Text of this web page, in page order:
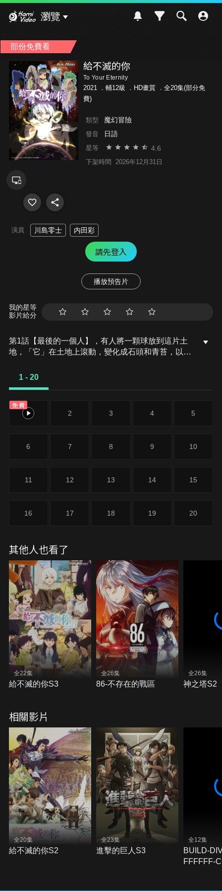
瀏覽
部份免費看
給不滅的你
To Your Eternity
2021 ． 輔12級
．HD畫質 ．全20集(部分免
費)
類型 魔幻冒險
發音 日語
星等 4.6
下架時間 2026年12月31日
演員 川島零士 内田彩
請先登入
播放預告片
我的星等
影片給分
第1話【最後的一個人】，有人將一顆球放到這片土
地，「它」在土地上滾動，變化成石頭和青苔，以及
「它」來到少年飼主居住的家。一個人留在村落，等
1 - 20
免費
1 2 3 4 5
6 7 8 9 10
11 12 13 14 15
16 17 18 19 20
其他人也看了
全22集
給不滅的你S3
全26集
86-不存在的戰區
全26集
神之塔S2
相關影片
全20集
給不滅的你S2
全23集
進擊的巨人S3
全12集
BUILD-
FFFFFF-